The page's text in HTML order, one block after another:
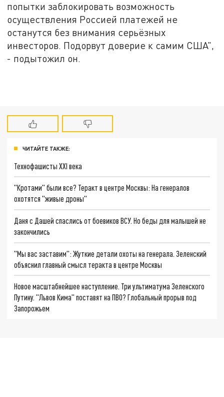
попытки заблокировать возможность
осуществления Россией платежей не
останутся без внимания серьёзных
инвесторов. Подорвут доверие к самим США",
- подытожил он.
ЧИТАЙТЕ ТАКЖЕ:
Технофашисты XXI века
"Кротами" были все? Теракт в центре Москвы: На генералов
охотятся "живые дроны"
Даня с Дашей спаслись от боевиков ВСУ. Но беды для малышей не
закончились
"Мы вас заставим": Жуткие детали охоты на генерала. Зеленский
объяснил главный смысл теракта в центре Москвы
Новое масштабнейшее наступление. Три ультиматума Зеленского
Путину. "Львов Кима" поставят на ПВО? Глобальный прорыв под
Запорожьем